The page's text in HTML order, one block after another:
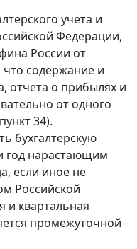
учета и
Федерации,
России от
что содержание и
отчета о прибылях и
от одного
34).
бухгалтерскую
год нарастающим
если иное не
Российской
и квартальная
промежуточной